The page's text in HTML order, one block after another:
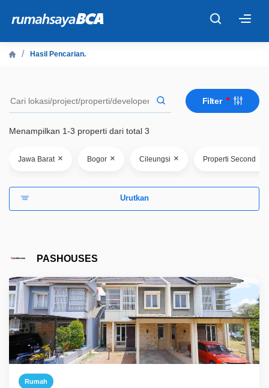
Cari Tahu
Fitur Unggulan
Hasil Pencarian.
Filter
Menampilkan 1-3 properti dari total 3
Jawa Barat × Bogor × Cileungsi × Properti Second
Urutkan
PASHOUSES
Rumah